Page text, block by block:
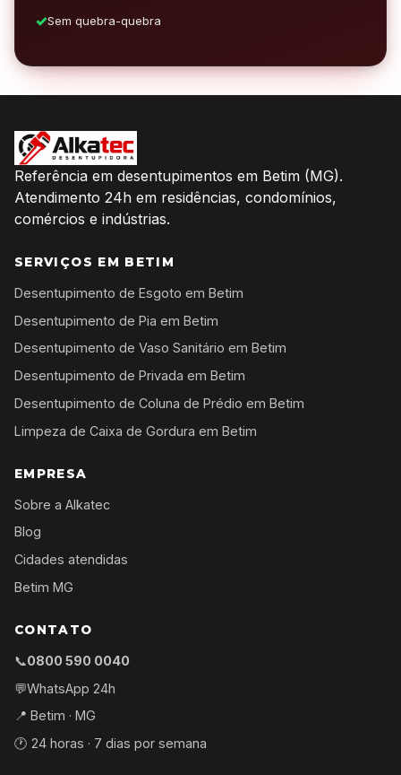
Sem quebra-quebra
Referência em desentupimentos em Betim (MG).
Atendimento 24h em residências, condomínios,
comércios e indústrias.
SERVIÇOS EM BETIM
Desentupimento de Esgoto em Betim
Desentupimento de Pia em Betim
Desentupimento de Vaso Sanitário em Betim
Desentupimento de Privada em Betim
Desentupimento de Coluna de Prédio em Betim
Limpeza de Caixa de Gordura em Betim
EMPRESA
Sobre a Alkatec
Blog
Cidades atendidas
Betim MG
CONTATO
📞0800 590 0040
💬WhatsApp 24h
📍 Betim · MG
🕐 24 horas · 7 dias por semana